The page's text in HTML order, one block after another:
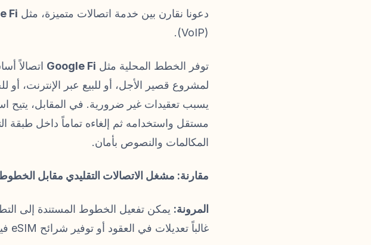
دعونا نقارن بين خدمة اتصالات متميزة، مثل Fi
(VoIP).
توفر الخطط المحلية مثل Google Fi اتصالاً
لمشروع قصير الأجل، أو للبيع عبر الإنترنت،
يسبب تعقيدات غير ضرورية. في المقابل، يتيح
مستقل واستخدامه ثم إلغاءه تماماً داخل طبقة
المكالمات والنصوص بأمان.
مقارنة: مشغل الاتصالات التقليدي مقابل الخطوط
المرونة: يمكن تفعيل الخطوط المستندة إلى
غالباً تعديلات في العقود أو توفير شرائح eSIM فيزيائية.